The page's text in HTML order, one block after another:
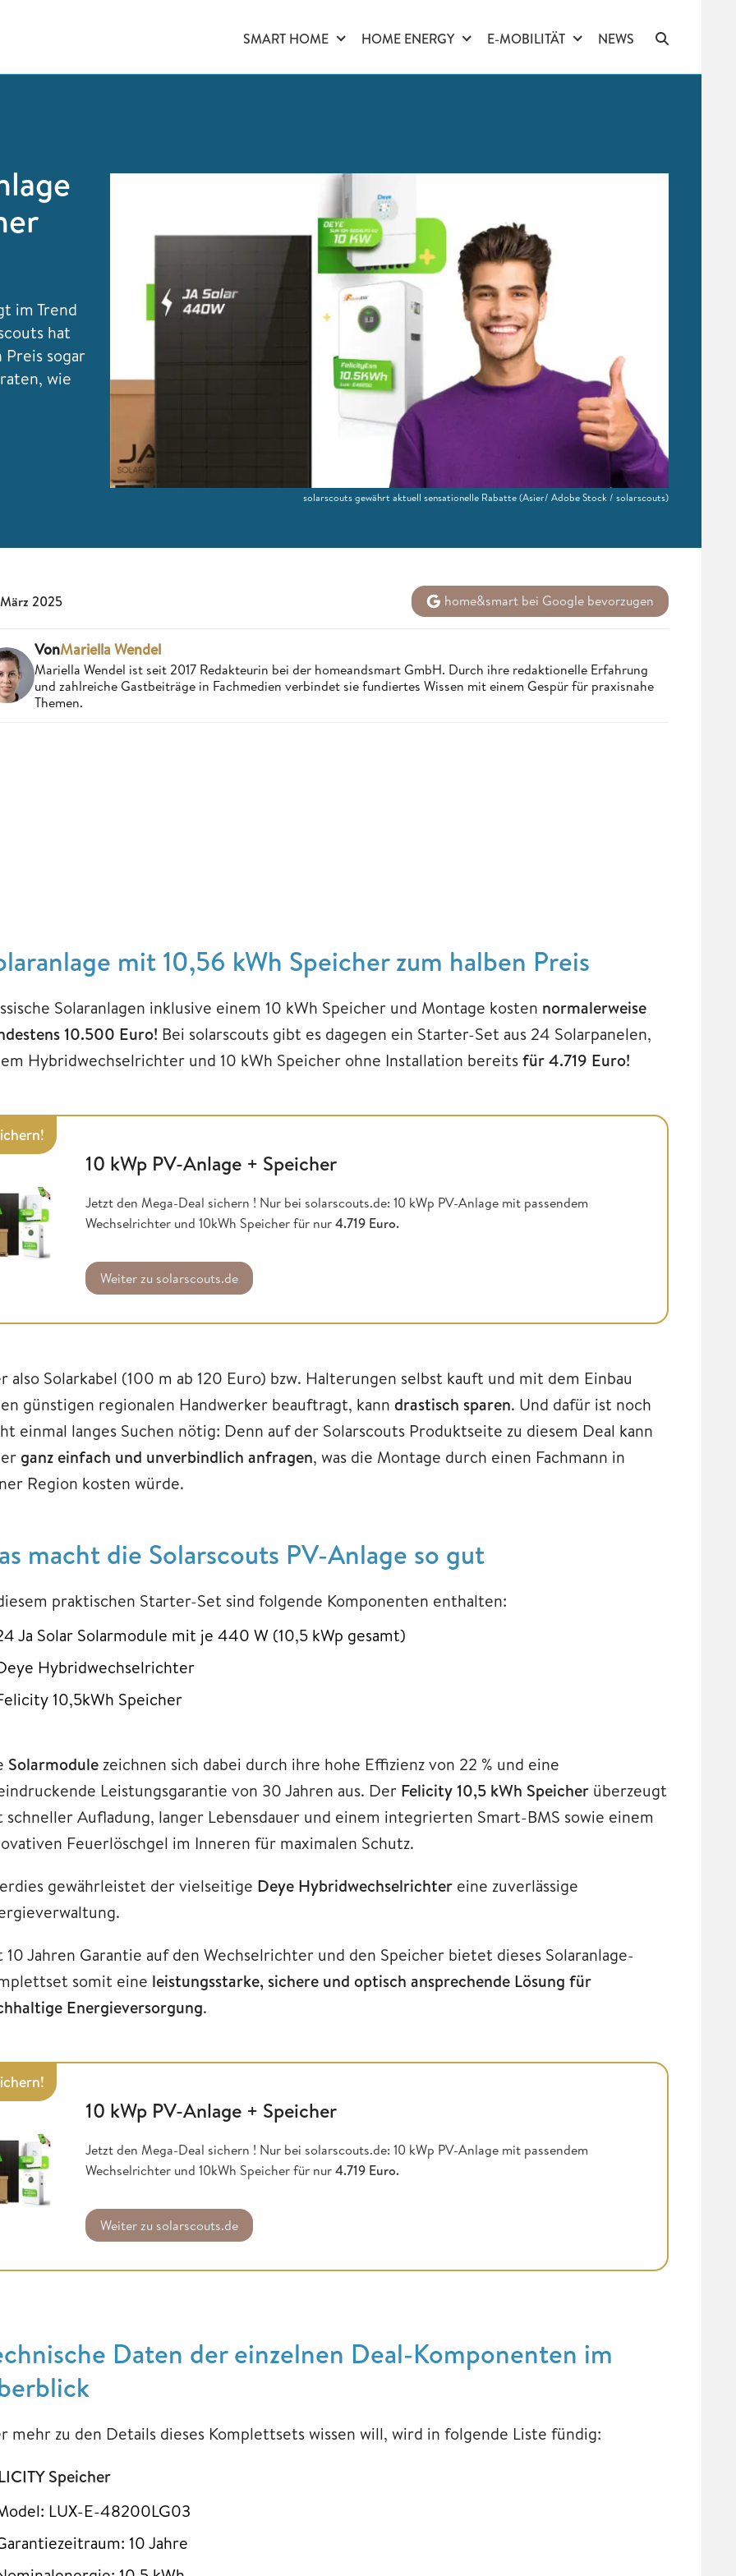
SMART HOME HOME ENERGY E-MOBILITÄT NEWS
im Trend
hat
sogar
wie
solarscouts gewährt aktuell sensationelle Rabatte(Asier/ Adobe Stock / solarscouts)
2025 home&smart bei Google bevorzugen
VonMariella Wendel
Mariella Wendel ist seit 2017 Redakteurin bei der homeandsmart GmbH. Durch ihre redaktionelle Erfahrung
und zahlreiche Gastbeiträge in Fachmedien verbindet sie fundiertes Wissen mit einem Gespür für praxisnahe
Themen.
mit 10,56 kWh Speicher zum halben Preis
Solaranlagen inklusive einem 10 kWh Speicher und Montage kosten normalerweise
10.500 Euro! Bei solarscouts gibt es dagegen ein Starter-Set aus 24 Solarpanelen,
Hybridwechselrichter und 10 kWh Speicher ohne Installation bereitsfür 4.719 Euro!
10 kWp PV-Anlage + Speicher
Jetzt den Mega-Deal sichern ! Nur bei solarscouts.de: 10 kWp PV-Anlage mit passendem
Wechselrichter und 10kWh Speicher für nur4.719 Euro.
Weiter zu solarscouts.de
also Solarkabel (100 m ab 120 Euro) bzw. Halterungen selbst kauft und mit dem Einbau
günstigen regionalen Handwerker beauftragt, kann drastisch sparen. Und dafür ist noch
einmal langes Suchen nötig: Denn auf der Solarscouts Produktseite zu diesem Deal kann
ganz einfach und unverbindlich anfragen, was die Montage durch einen Fachmann in
Region kosten würde.
macht die Solarscouts PV-Anlage so gut
praktischen Starter-Set sind folgende Komponenten enthalten:
Ja Solar Solarmodule mit je 440 W (10,5 kWp gesamt)
Hybridwechselrichter
10,5kWh Speicher
Solarmodulezeichnen sich dabei durch ihre hohe Effizienz von 22 % und eine
Leistungsgarantie von 30 Jahren aus. Der Felicity 10,5 kWh Speicher überzeugt
schneller Aufladung, langer Lebensdauer und einem integrierten Smart-BMS sowie einem
Feuerlöschgel im Inneren für maximalen Schutz.
gewährleistet der vielseitige Deye Hybridwechselrichter eine zuverlässige
10 Jahren Garantie auf den Wechselrichter und den Speicher bietet dieses Solaranlage-
somit eine leistungsstarke, sichere und optisch ansprechende Lösung für
Energieversorgung.
10 kWp PV-Anlage + Speicher
Jetzt den Mega-Deal sichern ! Nur bei solarscouts.de: 10 kWp PV-Anlage mit passendem
Wechselrichter und 10kWh Speicher für nur4.719 Euro.
Weiter zu solarscouts.de
Daten der einzelnen Deal-Komponenten im
mehr zu den Details dieses Komplettsets wissen will, wird in folgende Liste fündig:
Speicher
LUX-E-48200LG03
10 Jahre